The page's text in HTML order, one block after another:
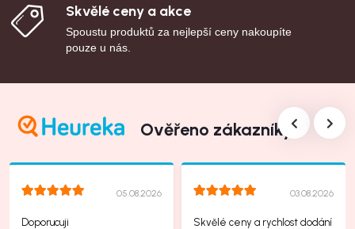
Skvělé ceny a akce
Spoustu produktů za nejlepší ceny nakoupíte
pouze u nás.
Ověřeno zákazníky
05.08.2026
Doporucuji
03.08.2026
Skvělé ceny a rychlost dodání